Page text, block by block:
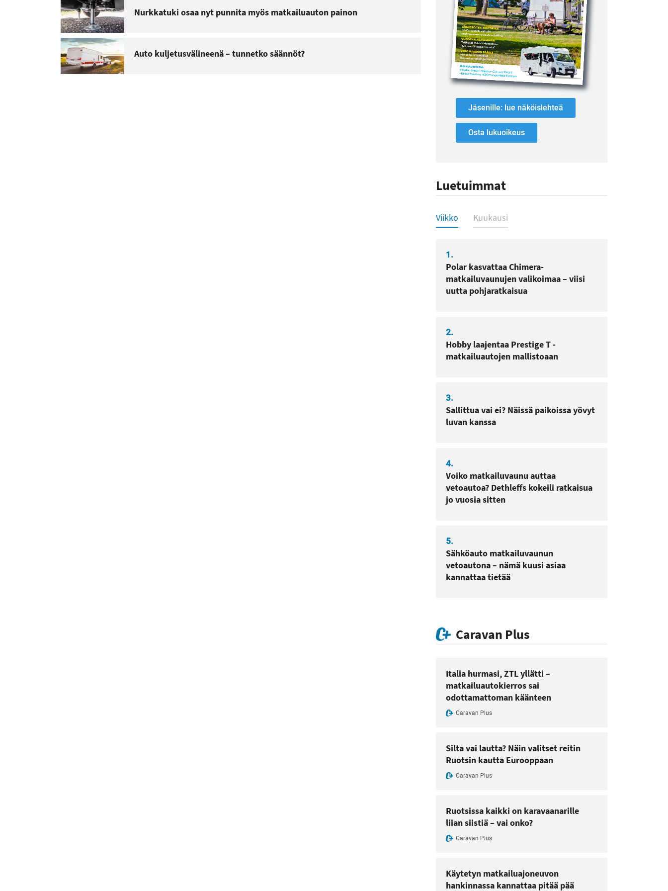
Nurkkatuki osaa nyt punnita myös matkailuauton painon
Auto kuljetusvälineenä – tunnetko säännöt?
Jäsenille: lue näköislehteä
Osta lukuoikeus
Luetuimmat
Luetuimmat
Viikko Kuukausi
1.
Polar kasvattaa Chimera-
matkailuvaunujen valikoimaa – viisi
uutta pohjaratkaisua
2.
Hobby laajentaa Prestige T -
matkailuautojen mallistoaan
3.
Sallittua vai ei? Näissä paikoissa yövyt
luvan kanssa
4.
Voiko matkailuvaunu auttaa
vetoautoa? Dethleffs kokeili ratkaisua
jo vuosia sitten
5.
Sähköauto matkailuvaunun
vetoautona – nämä kuusi asiaa
kannattaa tietää
Caravan Plus
Italia hurmasi, ZTL yllätti –
matkailuautokierros sai
odottamattoman käänteen
Caravan Plus
Silta vai lautta? Näin valitset reitin
Ruotsin kautta Eurooppaan
Caravan Plus
Ruotsissa kaikki on karavaanarille
liian siistiä – vai onko?
Caravan Plus
Käytetyn matkailuajoneuvon
hankinnassa kannattaa pitää pää